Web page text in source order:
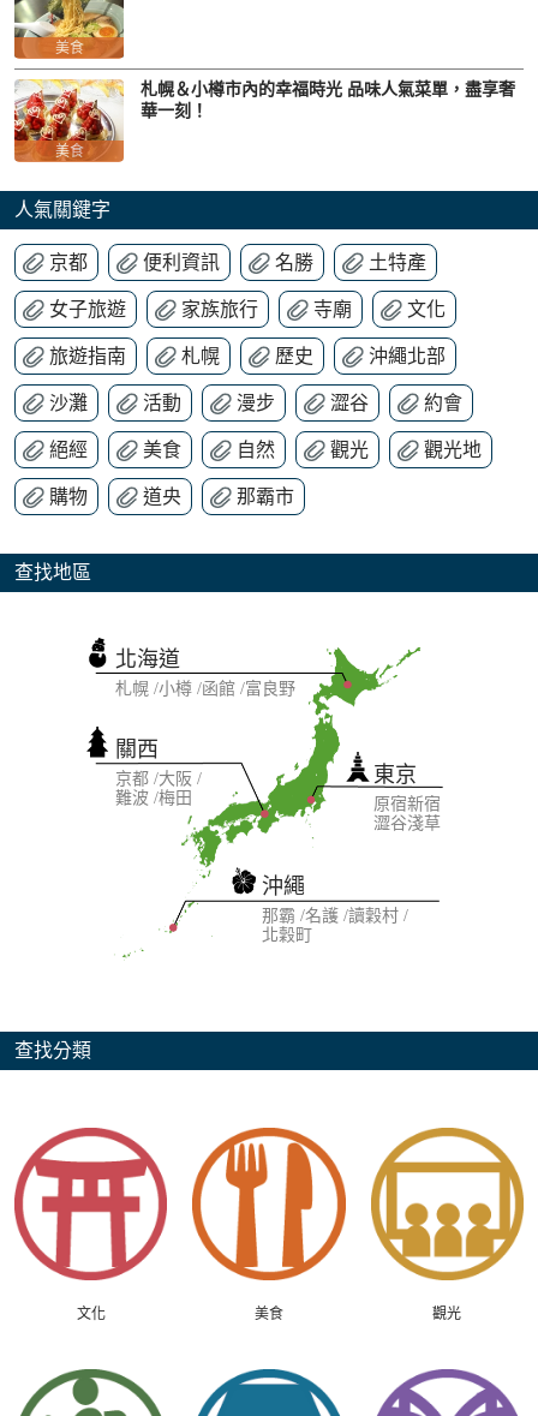
美食
美食
札幌＆小樽市內的幸福時光 品味人氣菜單，盡享奢
華一刻！
人氣關鍵字
京都 便利資訊 名勝 土特產
女子旅遊 家族旅行 寺廟 文化
旅遊指南 札幌 歷史 沖繩北部
沙灘 活動 漫步 澀谷 約會
絕經 美食 自然 觀光 觀光地
購物 道央 那霸市
查找地區
東京
原宿新宿
澀谷淺草
關西
京都 大阪
難波 梅田
沖繩
那霸 名護 讀穀村
北穀町
北海道
札幌 小樽 函館 富良野
查找分類
文化 美食 觀光